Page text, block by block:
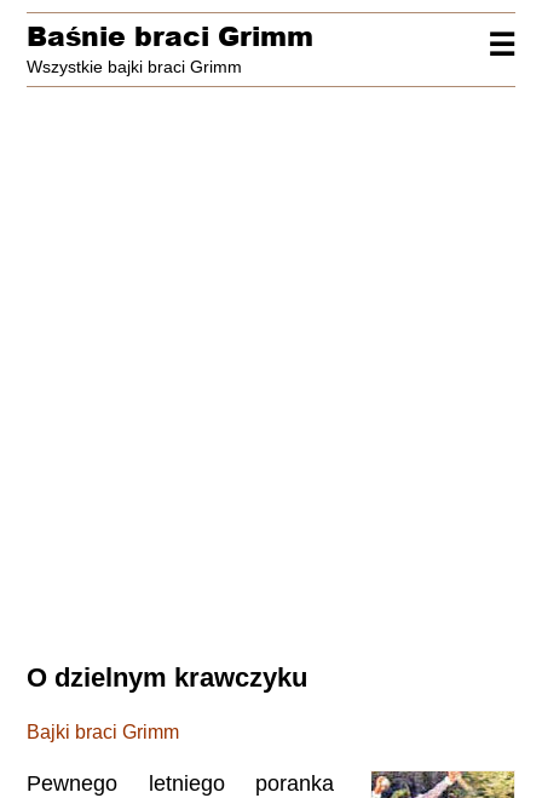
☰
Baśnie braci Grimm
Wszystkie bajki braci Grimm
O dzielnym krawczyku
Bajki braci Grimm
Pewnego letniego poranka